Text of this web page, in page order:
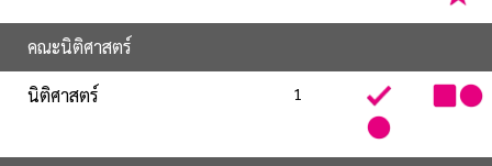
คณะนิติศาสตร์
นิติศาสตร์ 1